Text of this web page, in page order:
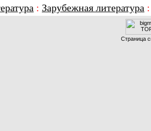
: Зарубежная литература
Страница